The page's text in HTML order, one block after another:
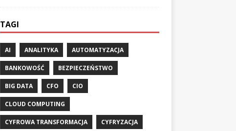
TAGI
AI ANALITYKA AUTOMATYZACJA
BANKOWOŚĆ BEZPIECZEŃSTWO
BIG DATA CFO CIO
CLOUD COMPUTING
CYFROWA TRANSFORMACJA CYFRYZACJA